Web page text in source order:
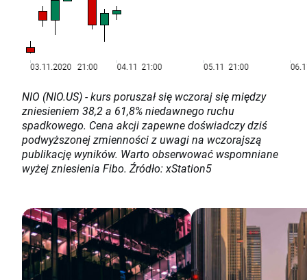
NIO (NIO.US) - kurs poruszał się wczoraj się między
zniesieniem 38,2 a 61,8% niedawnego ruchu
spadkowego. Cena akcji zapewne doświadczy dziś
podwyższonej zmienności z uwagi na wczorajszą
publikację wyników. Warto obserwować wspomniane
wyżej zniesienia Fibo. Źródło: xStation5